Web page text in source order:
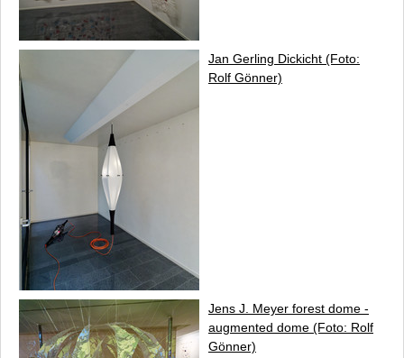
Jan Gerling Dickicht (Foto:
Rolf Gönner)
Jens J. Meyer forest dome -
augmented dome (Foto: Rolf
Gönner)